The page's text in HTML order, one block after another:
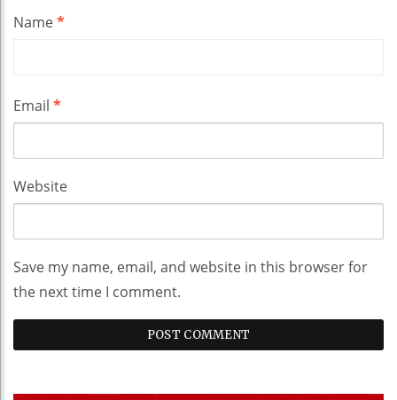
Name*
Email *
Website
Save my name, email, and website in this browser for
the next time I comment.